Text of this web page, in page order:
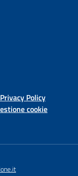
Privacy Policy
cookie